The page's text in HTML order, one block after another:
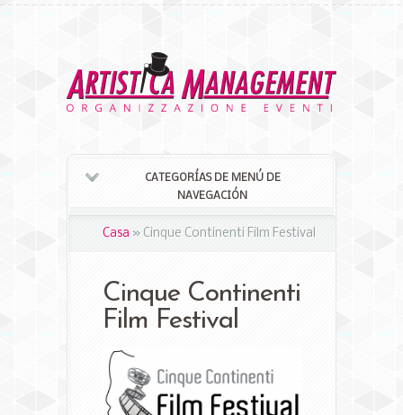
CATEGORÍAS DE MENÚ DE
NAVEGACIÓN
Casa » Cinque Continenti Film Festival
Cinque Continenti
Film Festival